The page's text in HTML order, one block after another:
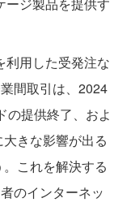
用した受発注な
間取引は、2024
の提供終了、およ
きな影響が出る
これを解決する
のインターネッ